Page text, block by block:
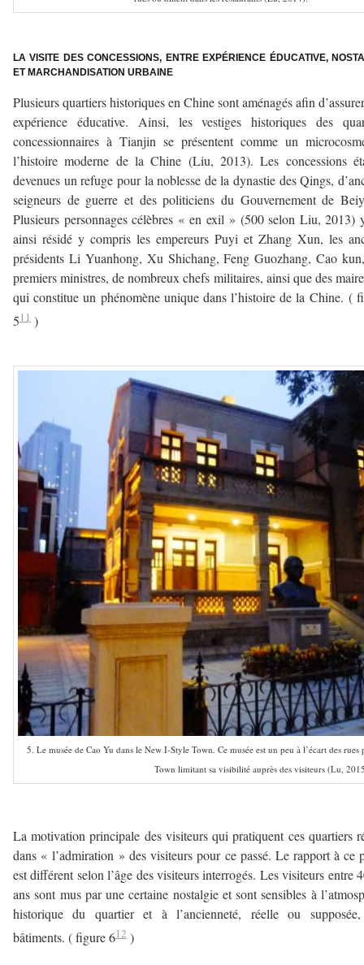
LA VISITE DES CONCESSIONS, ENTRE EXPÉRIENCE ÉDUCATIVE,
ET MARCHANDISATION URBAINE
Plusieurs quartiers historiques en Chine sont aménagés afin
expérience éducative. Ainsi, les vestiges historiques des
concessionnaires à Tianjin se présentent comme un
l’histoire moderne de la Chine (Liu, 2013). Les concessions
devenues un refuge pour la noblesse de la dynastie des Qings,
seigneurs de guerre et des politiciens du Gouvernement de
Plusieurs personnages célèbres « en exil » (500 selon Liu, 2013)
ainsi résidé y compris les empereurs Puyi et Zhang Xun, les
présidents Li Yuanhong, Xu Shichang, Feng Guozhang, Cao
premiers ministres, de nombreux chefs militaires, ainsi que des
qui constitue un phénomène unique dans l’histoire de la Chine. (
511 )
5. Le musée de Cao Yu dans le New I-Style Town. Ce musée est un peu à l’écart des
Town limitant sa visibilité auprès des visiteurs (Lu,
La motivation principale des visiteurs qui pratiquent ces quartiers
dans « l’admiration » des visiteurs pour ce passé. Le rapport à ce
est différent selon l’âge des visiteurs interrogés. Les visiteurs entre
ans sont mus par une certaine nostalgie et sont sensibles à
historique du quartier et à l’ancienneté, réelle ou
bâtiments. ( figure 612 )